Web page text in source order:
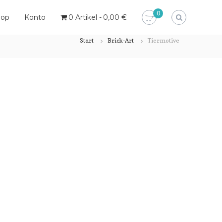
Konto 0 Artikel 0,00 € 0
Start Brick-Art Tiermotive